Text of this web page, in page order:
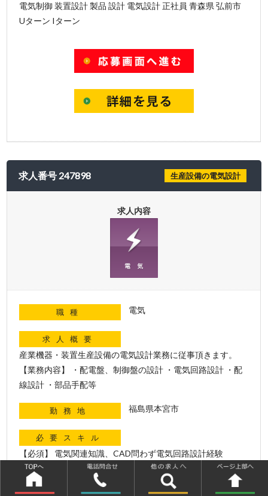
電気制御 装置設計 製品 設計 電気設計 正社員 青森県 弘前市
Uターン Iターン
求人番号 247898 生産設備の電気設計
求人内容
職種 電気
求人概要
産業機器・装置生産設備の電気設計業務に従事頂きます。
【業務内容】 ・配電盤、制御盤の設計 ・電気回路設計 ・配
線設計 ・部品手配等
勤務地 福島県本宮市
必要スキル
【必須】 電気関連知識、CAD問わず電気回路設計経験